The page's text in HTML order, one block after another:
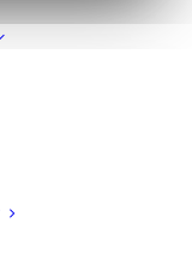
der